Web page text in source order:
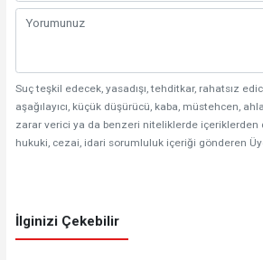
Suç teşkil edecek, yasadışı, tehditkar, rahatsız
aşağılayıcı, küçük düşürücü, kaba, müstehcen,
zarar verici ya da benzeri niteliklerde içeriklerden
hukuki, cezai, idari sorumluluk içeriği gönderen
İlginizi Çekebilir